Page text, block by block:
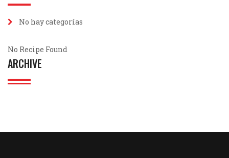
No hay categorías
No Recipe Found
ARCHIVE